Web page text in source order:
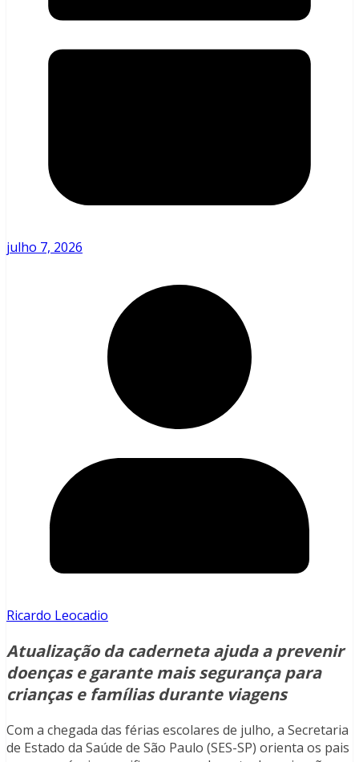
julho 7, 2026
Ricardo Leocadio
Atualização da caderneta ajuda a prevenir
doenças e garante mais segurança para
crianças e famílias durante viagens
Com a chegada das férias escolares de julho, a Secretaria
de Estado da Saúde de São Paulo (SES-SP) orienta os pais